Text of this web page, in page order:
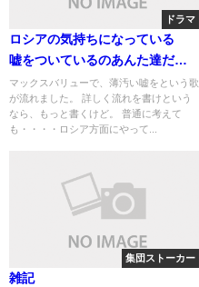
ドラマ
ロシアの気持ちになっている
嘘をついているのあんた達だ
ろ 後、ミンスク合意の裏話
備忘録用
マックスバリューで、薄汚い嘘をという歌
が流れました。 詳しく流れを書けという
なら、もっと書くけど。 普通に考えて
も・・・・ロシア方面にやって...
集団ストーカー
雑記